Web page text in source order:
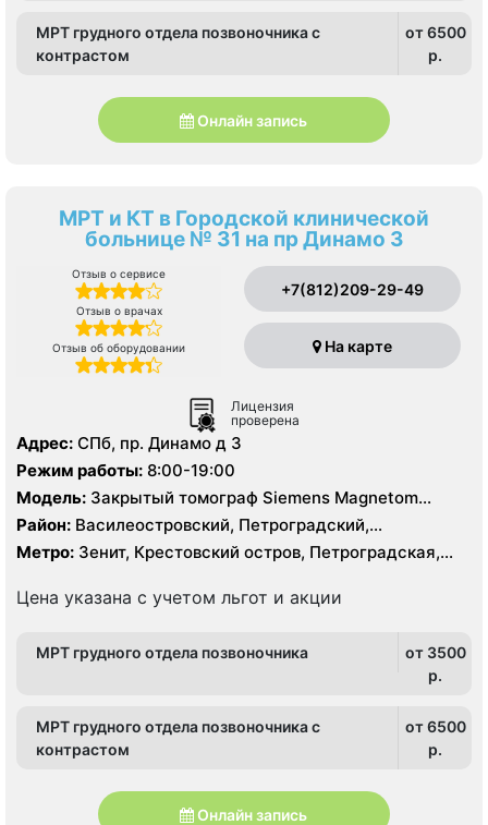
МРТ грудного отдела позвоночника с
контрастом
от 6500
p.
Онлайн запись
МРТ и КТ в Городской клинической
больнице № 31 на пр Динамо 3
Отзыв о сервисе
Отзыв о врачах
Отзыв об оборудовании
+7(812)209-29-49
На карте
Лицензия
проверена
Адрес: СПб, пр. Динамо д 3
Режим работы: 8:00-19:00
Модель: Закрытый томограф Siemens Magnetom
Essenza 1.5 Тесла, КТ Aquilion 64 фирмы Toshiba 64
Район: Василеостровский, Петроградский,
Приморский
Метро: Зенит, Крестовский остров, Петроградская,
Чкаловская
Цена указана с учетом льгот и акции
МРТ грудного отдела позвоночника
от 3500
p.
МРТ грудного отдела позвоночника с
контрастом
от 6500
p.
Онлайн запись